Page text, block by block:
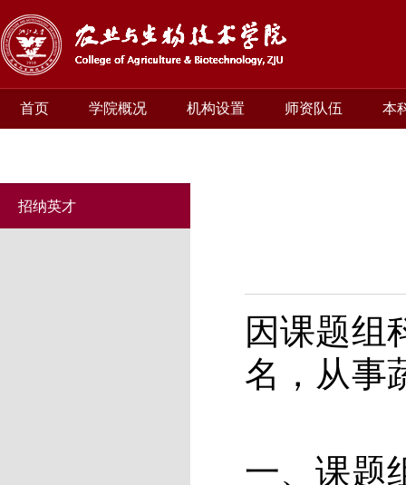
首页 学院概况 机构设置 师资队伍 本
招纳英才
因课题组
名，从事
一、课题